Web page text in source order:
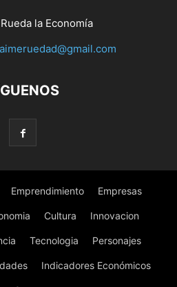
la Economía
Emprendimiento Empresas
Cultura Innovacion
Tecnologia Personajes
Indicadores Económicos